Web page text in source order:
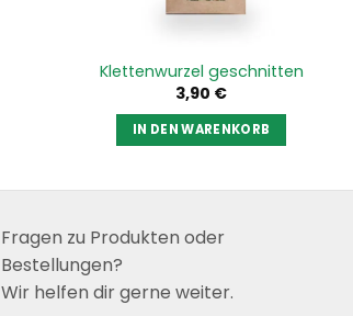
Klettenwurzel geschnitten
3,90 €
IN DEN WARENKORB
Fragen zu Produkten oder
Bestellungen?
Wir helfen dir gerne weiter.